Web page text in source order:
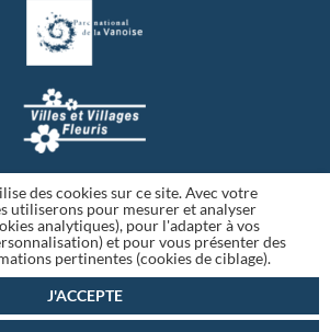
des cookies sur ce site. Avec votre
utiliserons pour mesurer et analyser
analytiques), pour l'adapter à vos
et pour vous présenter des
pertinentes (cookies de ciblage).
J'ACCEPTE